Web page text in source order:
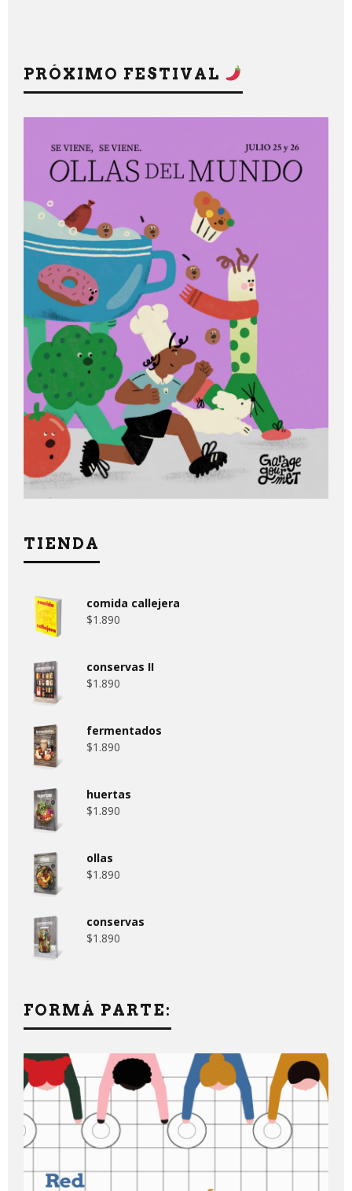
PRÓXIMO FESTIVAL
TIENDA
comida callejera
$1.890
conservas II
$1.890
fermentados
$1.890
huertas
$1.890
ollas
$1.890
conservas
$1.890
FORMÁ PARTE: